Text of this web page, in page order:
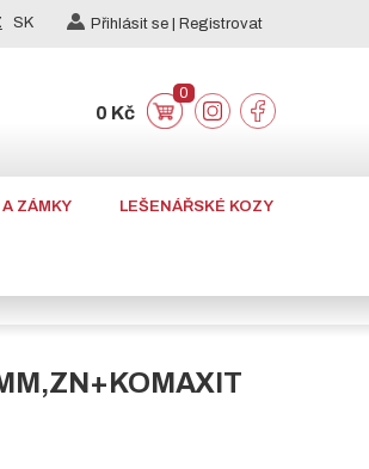
SK Přihlásit se | Registrovat
0 Kč
0
ZÁMKY LEŠENÁŘSKÉ KOZY